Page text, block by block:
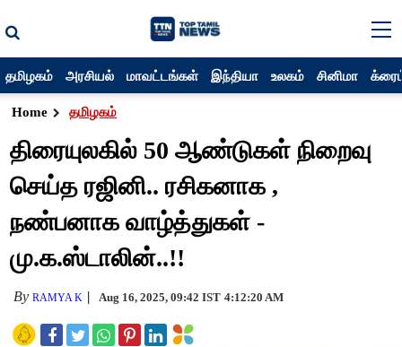
தமிழகம் அரசியல் மாவட்டங்கள் இந்தியா உலகம் சினிமா
Home தமிழகம்
திரையுலகில் 50 ஆண்டுகள் நிறைவு
செய்த ரஜினி.. ரசிகனாக ,
நண்பனாக வாழ்த்துகள் -
மு.க.ஸ்டாலின்..!!
ByRAMYA K Aug 16, 2025, 09:42 IST 4:12:20 AM